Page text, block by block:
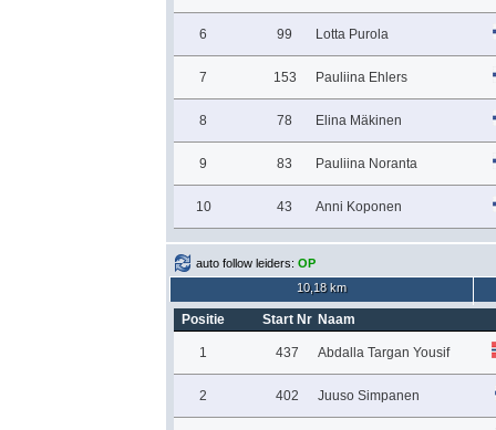
6 99 Lotta Purola
7 153 Pauliina Ehlers
8 78 Elina Mäkinen
9 83 Pauliina Noranta
10 43 Anni Koponen
auto follow leiders: OP
10,18 km
Positie Start Nr Naam
1 437 Abdalla Targan Yousif
2 402 Juuso Simpanen